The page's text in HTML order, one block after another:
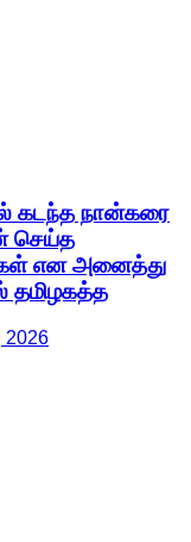
கடந்த நான்கரை
செய்த
என அனைத்து
தமிழகத்த
2026